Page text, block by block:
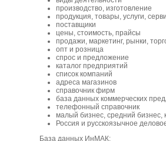
производство, изготовление
продукция, товары, услуги,
поставщики
цены, стоимость, прайсы
продажи, маркетинг, рынки,
опт и розница
спрос и предложение
каталог предприятий
список компаний
адреса магазинов
справочник фирм
база данных коммерческих
телефонный справочник
малый бизнес, средний бизнес,
Россия и русскоязычное
База данных ИнМАК: